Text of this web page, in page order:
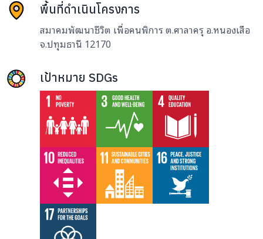
พื้นที่ดำเนินโครงการ
สมาคมพัฒนาชีวิต เพื่อคนพิการ ต.ศาลาครุ อ.หนองเสือ
จ.ปทุมธานี 12170
เป้าหมาย SDGs